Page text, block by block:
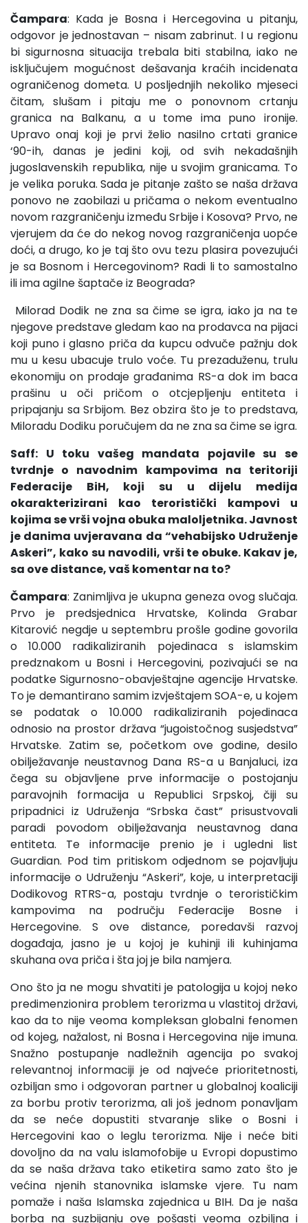
Čampara: Kada je Bosna i Hercegovina u pitanju,
odgovor je jednostavan – nisam zabrinut. I u regionu
bi sigurnosna situacija trebala biti stabilna, iako ne
isključujem mogućnost dešavanja kraćih incidenata
ograničenog dometa. U posljednjih nekoliko mjeseci
čitam, slušam i pitaju me o ponovnom crtanju
granica na Balkanu, a u tome ima puno ironije.
Upravo onaj koji je prvi želio nasilno crtati granice
‘90-ih, danas je jedini koji, od svih nekadašnjih
jugoslavenskih republika, nije u svojim granicama. To
je velika poruka. Sada je pitanje zašto se naša država
ponovo ne zaobilazi u pričama o nekom eventualno
novom razgraničenju između Srbije i Kosova? Prvo, ne
vjerujem da će do nekog novog razgraničenja uopće
doći, a drugo, ko je taj što ovu tezu plasira povezujući
je sa Bosnom i Hercegovinom? Radi li to samostalno
ili ima agilne šaptače iz Beograda?
Milorad Dodik ne zna sa čime se igra, iako ja na te
njegove predstave gledam kao na prodavca na pijaci
koji puno i glasno priča da kupcu odvuče pažnju dok
mu u kesu ubacuje trulo voće. Tu prezaduženu, trulu
ekonomiju on prodaje građanima RS-a dok im baca
prašinu u oči pričom o otcjepljenju entiteta i
pripajanju sa Srbijom. Bez obzira što je to predstava,
Miloradu Dodiku poručujem da ne zna sa čime se igra.
Saff: U toku vašeg mandata pojavile su se
tvrdnje o navodnim kampovima na teritoriji
Federacije BiH, koji su u dijelu medija
okarakterizirani kao teroristički kampovi u
kojima se vrši vojna obuka maloljetnika. Javnost
je danima uvjeravana da “vehabijsko Udruženje
Askeri”, kako su navodili, vrši te obuke. Kakav je,
sa ove distance, vaš komentar na to?
Čampara: Zanimljiva je ukupna geneza ovog slučaja.
Prvo je predsjednica Hrvatske, Kolinda Grabar
Kitarović negdje u septembru prošle godine govorila
o 10.000 radikaliziranih pojedinaca s islamskim
predznakom u Bosni i Hercegovini, pozivajući se na
podatke Sigurnosno-obavještajne agencije Hrvatske.
To je demantirano samim izvještajem SOA-e, u kojem
se podatak o 10.000 radikaliziranih pojedinaca
odnosio na prostor država “jugoistočnog susjedstva”
Hrvatske. Zatim se, početkom ove godine, desilo
obilježavanje neustavnog Dana RS-a u Banjaluci, iza
čega su objavljene prve informacije o postojanju
paravojnih formacija u Republici Srpskoj, čiji su
pripadnici iz Udruženja “Srbska čast” prisustvovali
paradi povodom obilježavanja neustavnog dana
entiteta. Te informacije prenio je i ugledni list
Guardian. Pod tim pritiskom odjednom se pojavljuju
informacije o Udruženju “Askeri”, koje, u interpretaciji
Dodikovog RTRS-a, postaju tvrdnje o terorističkim
kampovima na području Federacije Bosne i
Hercegovine. S ove distance, poredavši razvoj
događaja, jasno je u kojoj je kuhinji ili kuhinjama
skuhana ova priča i šta joj je bila namjera.
Ono što ja ne mogu shvatiti je patologija u kojoj neko
predimenzionira problem terorizma u vlastitoj državi,
kao da to nije veoma kompleksan globalni fenomen
od kojeg, nažalost, ni Bosna i Hercegovina nije imuna.
Snažno postupanje nadležnih agencija po svakoj
relevantnoj informaciji je od najveće prioritetnosti,
ozbiljan smo i odgovoran partner u globalnoj koaliciji
za borbu protiv terorizma, ali još jednom ponavljam
da se neće dopustiti stvaranje slike o Bosni i
Hercegovini kao o leglu terorizma. Nije i neće biti
dovoljno da na valu islamofobije u Evropi dopustimo
da se naša država tako etiketira samo zato što je
većina njenih stanovnika islamske vjere. Tu nam
pomaže i naša Islamska zajednica u BIH. Da je naša
borba na suzbijanju ove pošasti veoma ozbiljna i